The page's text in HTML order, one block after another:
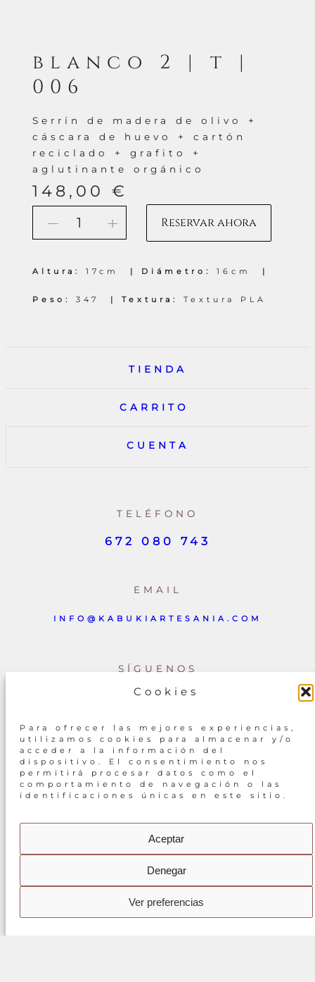
Cookies
Para ofrecer las mejores experiencias,
utilizamos cookies para almacenar y/o
acceder a la información del
dispositivo. El consentimiento nos
permitirá procesar datos como el
comportamiento de navegación o las
identificaciones únicas en este sitio.
Aceptar
Denegar
Ver preferencias
blanco 2 | t |
006
Serrín de madera de olivo +
cáscara de huevo + cartón
reciclado + grafito +
aglutinante orgánico
148,00 €
|
006
Reservar ahora
Altura: 17cm Diámetro: 16cm
Peso: 347 Textura: Textura PLA
TIENDA
CARRITO
CUENTA
TELÉFONO
672 080 743
EMAIL
INFO@KABUKIARTESANIA.COM
SÍGUENOS
INSTAGRAM
COPYRIGHT 2024 KABUKI